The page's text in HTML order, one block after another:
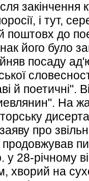
закінчення
і тут,
до
його було
посаду
й поетичні".
На
про
у 28-річному
хворий на